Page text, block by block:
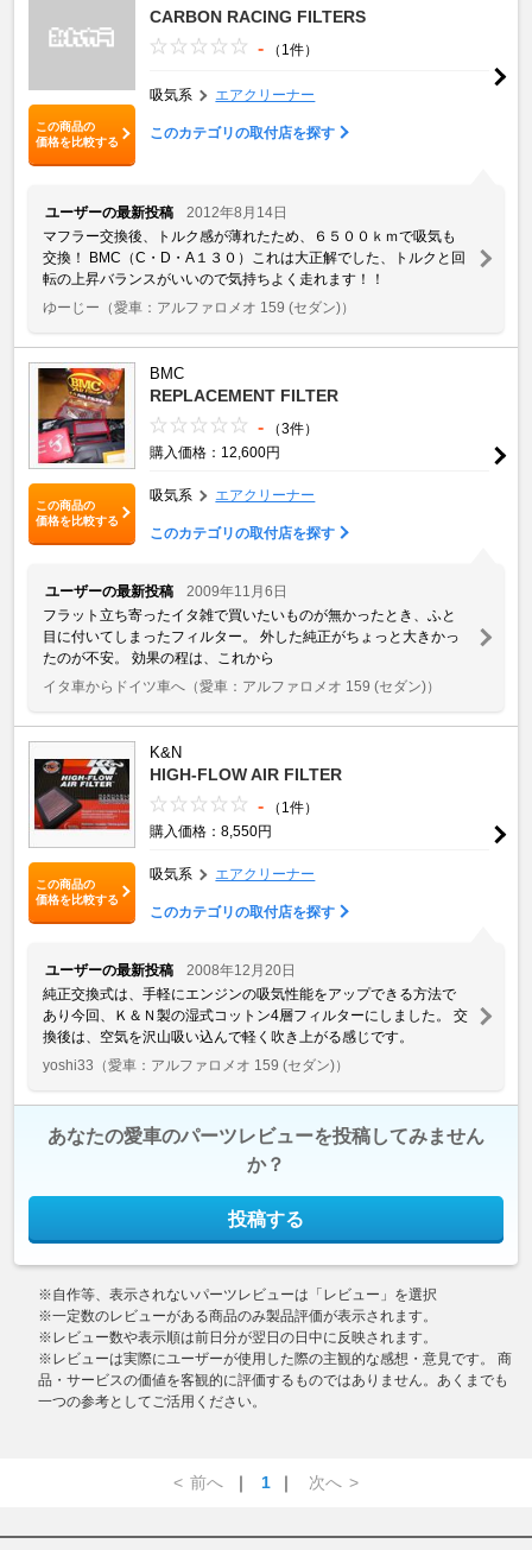
この商品の
価格を比較する
CARBON RACING FILTERS
- （1件）
吸気系 エアクリーナー
このカテゴリの取付店を探す
ユーザーの最新投稿
2012年8月14日
マフラー交換後、トルク感が薄れたため、６５００ｋｍで吸気も
交換！ BMC（C・D・A１３０）これは大正解でした、トルクと回
転の上昇バランスがいいので気持ちよく走れます！！
ゆーじー （愛車：アルファロメオ 159 (セダン)）
この商品の
価格を比較する
BMC
REPLACEMENT FILTER
-
（3件）
購入価格：12,600円
吸気系 エアクリーナー
このカテゴリの取付店を探す
ユーザーの最新投稿
2009年11月6日
フラット立ち寄ったイタ雑で買いたいものが無かったとき、ふと
目に付いてしまったフィルター。 外した純正がちょっと大きかっ
たのが不安。 効果の程は、これから
イタ車からドイツ車へ （愛車：アルファロメオ 159 (セダン)）
この商品の
価格を比較する
K&N
HIGH-FLOW AIR FILTER
-
（1件）
購入価格：8,550円
吸気系 エアクリーナー
このカテゴリの取付店を探す
ユーザーの最新投稿
2008年12月20日
純正交換式は、手軽にエンジンの吸気性能をアップできる方法で
あり今回、Ｋ＆Ｎ製の湿式コットン4層フィルターにしました。 交
換後は、空気を沢山吸い込んで軽く吹き上がる感じです。
yoshi33 （愛車：アルファロメオ 159 (セダン)）
あなたの愛車のパーツレビューを投稿してみません
か？
投稿する
※自作等、表示されないパーツレビューは「レビュー」を選択
※一定数のレビューがある商品のみ製品評価が表示されます。
※レビュー数や表示順は前日分が翌日の日中に反映されます。
※レビューは実際にユーザーが使用した際の主観的な感想・意見です。 商
品・サービスの価値を客観的に評価するものではありません。あくまでも
一つの参考としてご活用ください。
< 前へ ｜ 1 ｜ 次へ >